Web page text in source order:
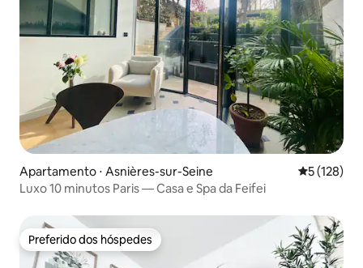
Apartamento ⋅ Asnières-sur-Seine 5 de uma
5 (128)
Luxo 10 minutos Paris — Casa e Spa da Feifei
Preferido dos hóspedes
Preferido dos hóspedes